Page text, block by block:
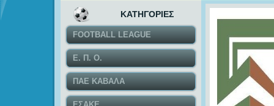
ΚΑΤΗΓΟΡΙΕΣ
FOOTBALL LEAGUE
Ε. Π. Ο.
ΠΑΕ ΚΑΒΑΛΑ